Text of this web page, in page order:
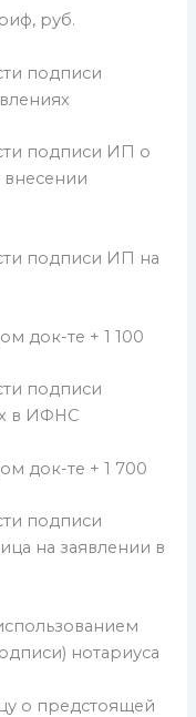
руб.
подписи
подписи ИП о
внесении
подписи ИП на
док-те + 1 100
подписи
в ИФНС
док-те + 1 700
подписи
на заявлении в
нотариуса
о предстоящей